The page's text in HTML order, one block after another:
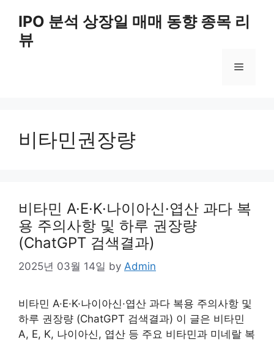
content
IPO 분석 상장일 매매 동향 종목 리
뷰
Menu
비타민권장량
비타민 A·E·K·나이아신·엽산 과다 복
용 주의사항 및 하루 권장량
(ChatGPT 검색결과)
2025년 03월 14일 by Admin
비타민 A·E·K·나이아신·엽산 과다 복용 주의사항 및
하루 권장량 (ChatGPT 검색결과) 이 글은 비타민
A, E, K, 나이아신, 엽산 등 주요 비타민과 미네랄 복